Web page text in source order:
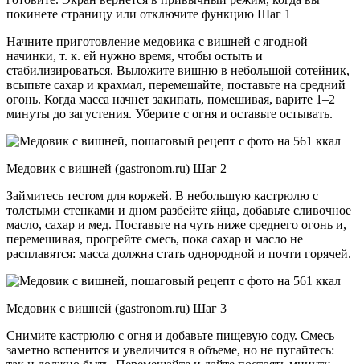
покинете страницу или отключите функцию Шаг 1
Начните приготовление медовика с вишней с ягодной
начинки, т. к. ей нужно время, чтобы остыть и
стабилизироваться. Выложите вишню в небольшой сотейник,
всыпьте сахар и крахмал, перемешайте, поставьте на средний
огонь. Когда масса начнет закипать, помешивая, варите 1–2
минуты до загустения. Уберите с огня и оставьте остывать.
Медовик с вишней (gastronom.ru) Шаг 2
Займитесь тестом для коржей. В небольшую кастрюлю с
толстыми стенками и дном разбейте яйца, добавьте сливочное
масло, сахар и мед. Поставьте на чуть ниже среднего огонь и,
перемешивая, прогрейте смесь, пока сахар и масло не
расплавятся: масса должна стать однородной и почти горячей.
Медовик с вишней (gastronom.ru) Шаг 3
Снимите кастрюлю с огня и добавьте пищевую соду. Смесь
заметно вспенится и увеличится в объеме, но не пугайтесь: